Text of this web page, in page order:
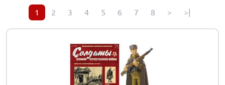
1 2 3 4 5 6 7 8 > >|